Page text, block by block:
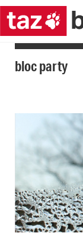
bloc party